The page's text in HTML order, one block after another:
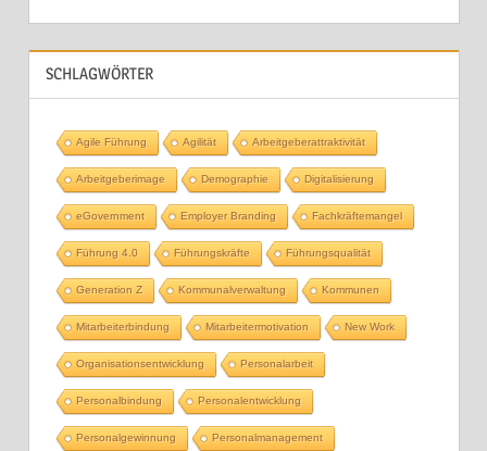
SCHLAGWÖRTER
Agile Führung Agilität Arbeitgeberattraktivität
Arbeitgeberimage Demographie Digitalisierung
eGovernment Employer Branding Fachkräftemangel
Führung 4.0 Führungskräfte Führungsqualität
Generation Z Kommunalverwaltung Kommunen
Mitarbeiterbindung Mitarbeitermotivation New Work
Organisationsentwicklung Personalarbeit
Personalbindung Personalentwicklung
Personalgewinnung Personalmanagement